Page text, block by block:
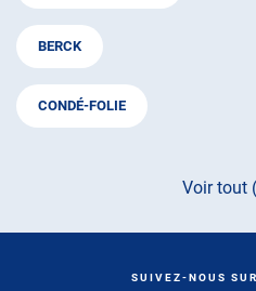
BERCK
CONDÉ-FOLIE
Voir tout
de
de
de
SUIVEZ-NOUS